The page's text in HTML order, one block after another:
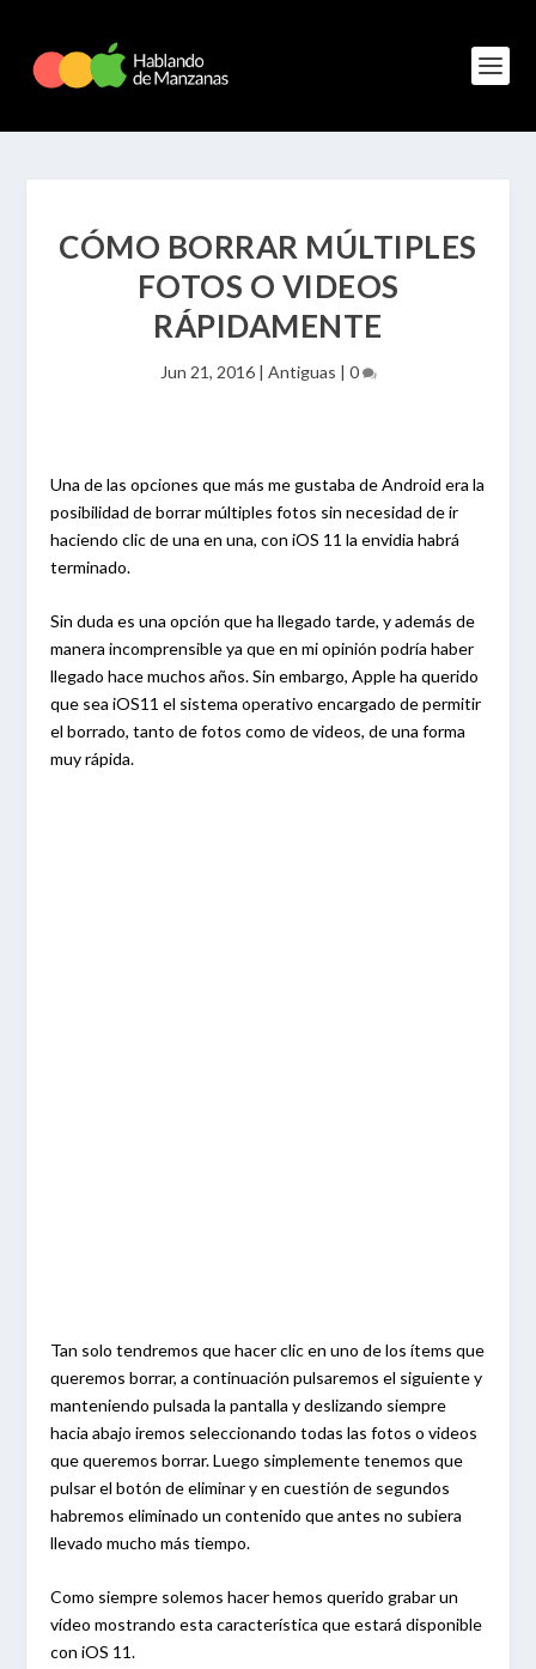
CÓMO BORRAR MÚLTIPLES
FOTOS O VIDEOS
RÁPIDAMENTE
Jun 21, 2016| Antiguas | 0
Una de las opciones que más me gustaba de Android era la
posibilidad de borrar múltiples fotos sin necesidad de ir
haciendo clic de una en una, con iOS 11 la envidia habrá
terminado.
Sin duda es una opción que ha llegado tarde, y además de
manera incomprensible ya que en mi opinión podría haber
llegado hace muchos años. Sin embargo, Apple ha querido
que sea iOS11 el sistema operativo encargado de permitir
el borrado, tanto de fotos como de videos, de una forma
muy rápida.
Tan solo tendremos que hacer clic en uno de los ítems que
queremos borrar, a continuación pulsaremos el siguiente y
manteniendo pulsada la pantalla y deslizando siempre
hacia abajo iremos seleccionando todas las fotos o videos
que queremos borrar. Luego simplemente tenemos que
pulsar el botón de eliminar y en cuestión de segundos
habremos eliminado un contenido que antes no subiera
llevado mucho más tiempo.
Como siempre solemos hacer hemos querido grabar un
vídeo mostrando esta característica que estará disponible
con iOS 11.